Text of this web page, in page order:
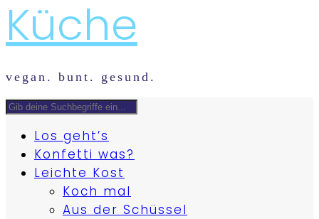
vegan. bunt. gesund.
Los geht’s
Konfetti was?
Leichte Kost
Koch mal
Aus der Schüssel